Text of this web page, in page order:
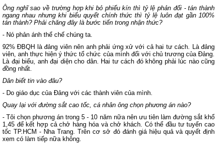
Ông nghĩ sao về trường hợp khi bỏ phiếu kín thì tỷ lệ phản đối - tán thành
ngang nhau nhưng khi biểu quyết chính thức thì tỷ lệ luôn đạt gần 100%
tán thành? Phải chăng đây là bước tiến trong nhận thức?
- Nó phản ánh thể chế chúng ta.
92% ĐBQH là đảng viên nên anh phải ứng xử với cả hai tư cách. Là đảng
viên, anh thực hiện ý thức tổ chức của mình đối với chủ trương của Đảng.
Là đại biểu, anh đại diện cho dân. Hai tư cách đó không phải lúc nào cũng
đồng nhất.
Dân biết tin vào đâu?
- Do giáo dục của Đảng với các thành viên của mình.
Quay lại với đường sắt cao tốc, cá nhân ông chọn phương án nào?
- Tôi chọn phương án trong 5 - 10 năm nữa nên ưu tiên làm đường sắt khổ
1,45 để kết hợp cả chở hàng hóa và chở khách. Có thể đầu tư tuyến cao
tốc TP.HCM - Nha Trang. Trên cơ sở đó đánh giá hiệu quả và quyết định
xem có làm tiếp nữa không.